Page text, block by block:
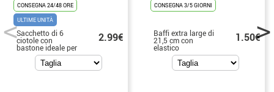
CONSEGNA 24/48 ORE
ULTIME UNITÀ
Sacchetto di 6
ciotole con
bastone ideale per
fotocellula
2.99€
CONSEGNA 3/5 GIORNI
Baffi extra large di
21,5 cm con
elastico
1.50€